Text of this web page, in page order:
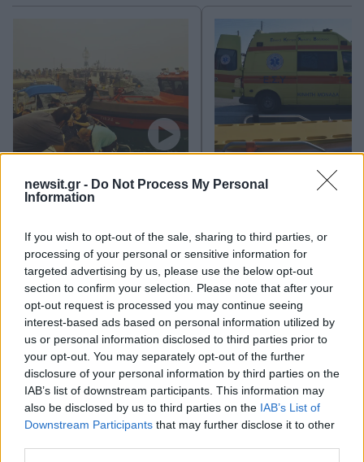
newsit.gr - Do Not Process My Personal
Information
If you wish to opt-out of the sale, sharing to third parties, or
processing of your personal or sensitive information for
targeted advertising by us, please use the below opt-out
section to confirm your selection. Please note that after your
opt-out request is processed you may continue seeing
interest-based ads based on personal information utilized by
us or personal information disclosed to third parties prior to
your opt-out. You may separately opt-out of the further
disclosure of your personal information by third parties on the
IAB’s list of downstream participants. This information may
also be disclosed by us to third parties on the IAB’s List of
Downstream Participants that may further disclose it to other
Σχόλια
Σχολίασε εδώ
50 /50
διέσωσε ανθρώπινες ζωές
από την καταστροφική
απομακρύνθηκαν διά
θαλάσσης
4χρονος βρέθηκε
σε πισίνα